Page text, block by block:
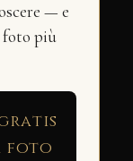
— e
foto più
foto